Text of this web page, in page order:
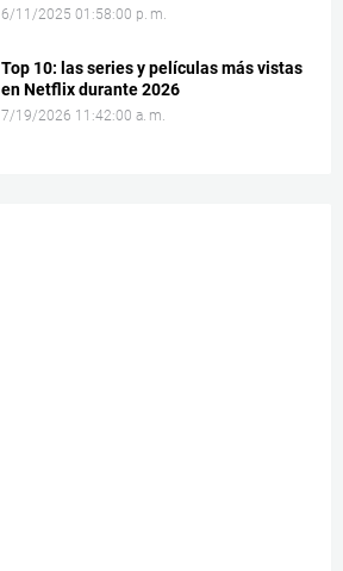
6/11/2025 01:58:00 p. m.
Top 10: las series y películas más vistas
en Netflix durante 2026
7/19/2026 11:42:00 a. m.